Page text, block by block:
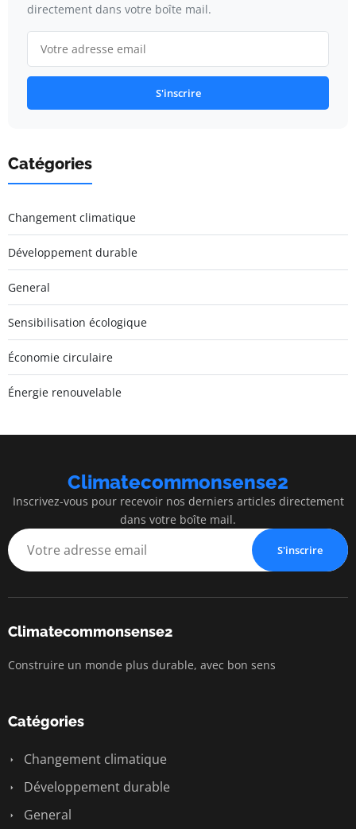
directement dans votre boîte mail.
S'inscrire
Catégories
Changement climatique
Développement durable
General
Sensibilisation écologique
Économie circulaire
Énergie renouvelable
Climatecommonsense2
Inscrivez-vous pour recevoir nos derniers articles directement
dans votre boîte mail.
S'inscrire
Climatecommonsense2
Construire un monde plus durable, avec bon sens
Catégories
Changement climatique
Développement durable
General